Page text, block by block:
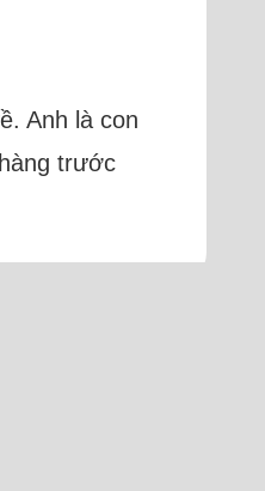
Anh là con
trước